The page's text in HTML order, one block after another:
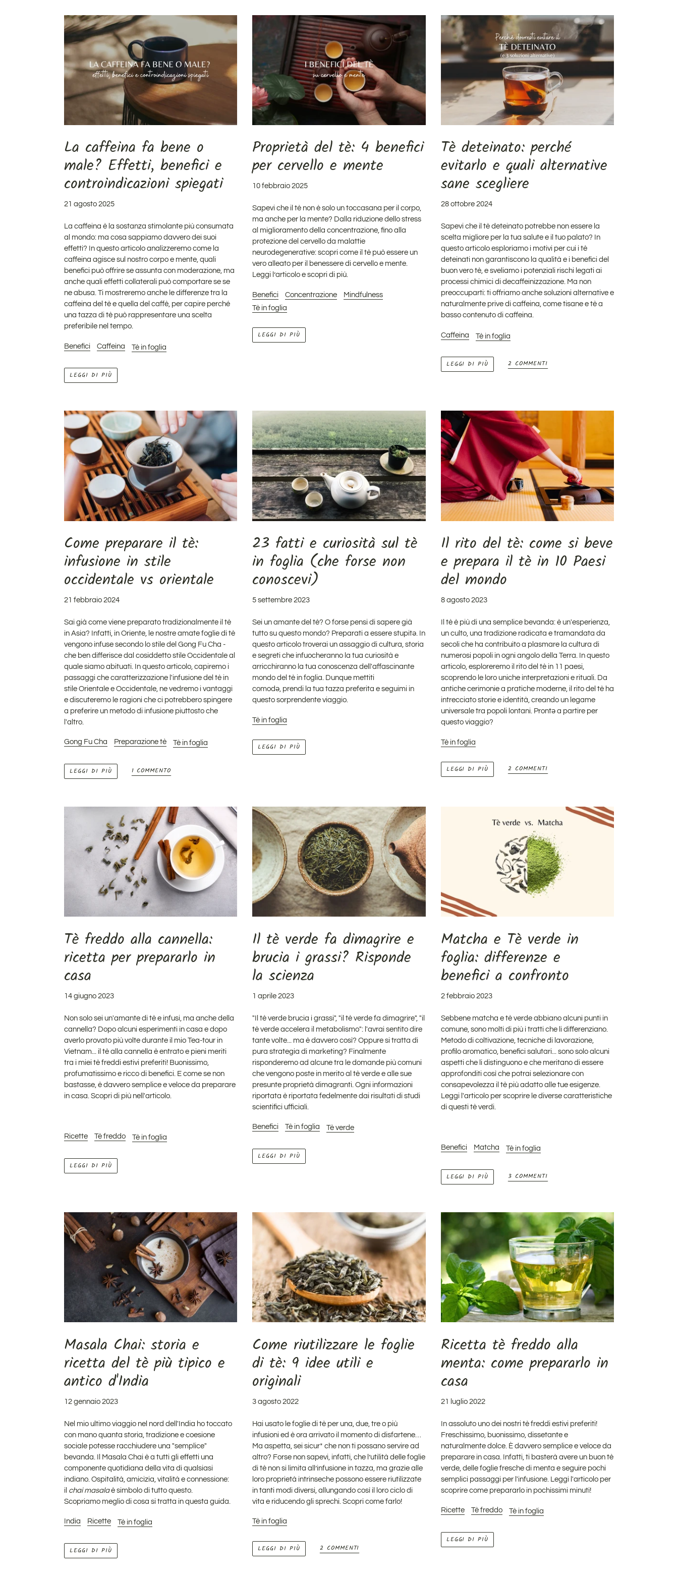
La caffeina fa bene o
male? Effetti, benefici e
controindicazioni spiegati
21 agosto 2025
La caffeina è la sostanza stimolante più consumata
al mondo: ma cosa sappiamo davvero dei suoi
effetti? In questo articolo analizzeremo come la
caffeina agisce sul nostro corpo e mente, quali
benefici può offrire se assunta con moderazione, ma
anche quali effetti collaterali può comportare se se
ne abusa. Ti mostreremo anche le differenze tra la
caffeina del tè e quella del caffè, per capire perché
una tazza di tè può rappresentare una scelta
preferibile nel tempo.
Benefici Caffeina Tè in foglia
LEGGI DI PIÙ
Proprietà del tè: 4 benefici
per cervello e mente
10 febbraio 2025
Sapevi che il tè non è solo un toccasana per il corpo,
ma anche per la mente? Dalla riduzione dello stress
al miglioramento della concentrazione, fino alla
protezione del cervello da malattie
neurodegenerative: scopri come il tè può essere un
vero alleato per il benessere di cervello e mente.
Leggi l’articolo e scopri di più.
Benefici Concentrazione
Mindfulness
Tè in foglia
LEGGI DI PIÙ
Tè deteinato: perché
evitarlo e quali alternative
sane scegliere
28 ottobre 2024
Sapevi che il tè deteinato potrebbe non essere la
scelta migliore per la tua salute e il tuo palato? In
questo articolo esploriamo i motivi per cui i tè
deteinati non garantiscono la qualità e i benefici del
buon vero tè, e sveliamo i potenziali rischi legati ai
processi chimici di decaffeinizzazione. Ma non
preoccuparti: ti offriamo anche soluzioni alternative e
naturalmente prive di caffeina, come tisane e tè a
basso contenuto di caffeina.
Caffeina Tè in foglia
LEGGI DI PIÙ 2 COMMENTI
Come preparare il tè:
infusione in stile
occidentale vs orientale
21 febbraio 2024
Sai già come viene preparato tradizionalmente il tè
in Asia? Infatti, in Oriente, le nostre amate foglie di tè
vengono infuse secondo lo stile del Gong Fu Cha -
che ben differisce dal cosiddetto stile Occidentale al
quale siamo abituati. In questo articolo, capiremo i
passaggi che caratterizzazione l'infusione del tè in
stile Orientale e Occidentale, ne vedremo i vantaggi
e discuteremo le ragioni che ci potrebbero spingere
a preferire un metodo di infusione piuttosto che
l'altro.
Gong Fu Cha Preparazione tè Tè in foglia
LEGGI DI PIÙ 1 COMMENTO
23 fatti e curiosità sul tè
in foglia (che forse non
conoscevi)
5 settembre 2023
Sei un amante del tè? O forse pensi di sapere già
tutto su questo mondo? Preparati a essere stupitə. In
questo articolo troverai un assaggio di cultura, storia
e segreti che infuocheranno la tua curiosità e
arricchiranno la tua conoscenza dell'affascinante
mondo del tè in foglia. Dunque mettiti
comodə, prendi la tua tazza preferita e seguimi in
questo sorprendente viaggio.
Tè in foglia
LEGGI DI PIÙ
Il rito del tè: come si beve
e prepara il tè in 10 Paesi
del mondo
8 agosto 2023
Il tè è più di una semplice bevanda: è un'esperienza,
un culto, una tradizione radicata e tramandata da
secoli che ha contribuito a plasmare la cultura di
numerosi popoli in ogni angolo della Terra . In questo
articolo, esploreremo il rito del tè in 11 paesi,
scoprendo le loro uniche interpretazioni e rituali. Da
antiche cerimonie a pratiche moderne, il rito del tè ha
intrecciato storie e identità, creando un legame
universale tra popoli lontani. Prontə a partire per
questo viaggio?
Tè in foglia
LEGGI DI PIÙ 2 COMMENTI
Tè freddo alla cannella:
ricetta per prepararlo in
casa
14 giugno 2023
Non solo sei un'amante di tè e infusi, ma anche della
cannella? Dopo alcuni esperimenti in casa e dopo
averlo provato più volte durante il mio Tea-tour in
Vietnam... il tè alla cannella è entrato e pieni meriti
tra i miei tè freddi estivi preferiti! Buonissimo,
profumatissimo e ricco di benefici. E come se non
bastasse, è davvero semplice e veloce da preparare
in casa. Scopri di più nell'articolo.
Ricette Tè freddo Tè in foglia
LEGGI DI PIÙ
Il tè verde fa dimagrire e
brucia i grassi? Risponde
la scienza
1 aprile 2023
"Il tè verde brucia i grassi", "il tè verde fa dimagrire", "il
tè verde accelera il metabolismo": l'avrai sentito dire
tante volte... ma è davvero così? Oppure si tratta di
pura strategia di marketing? Finalmente
risponderemo ad alcune tra le domande più comuni
che vengono poste in merito al tè verde e alle sue
presunte proprietà dimagranti. Ogni informazioni
riportata è riportata fedelmente dai risultati di studi
scientifici ufficiali.
Benefici Tè in foglia Tè verde
LEGGI DI PIÙ
Matcha e Tè verde in
foglia: differenze e
benefici a confronto
2 febbraio 2023
Sebbene matcha e tè verde abbiano alcuni punti in
comune, sono molti di più i tratti che li differenziano.
Metodo di coltivazione, tecniche di lavorazione,
profilo aromatico, benefici salutari... sono solo alcuni
aspetti che li distinguono e che meritano di essere
approfonditi così che potrai selezionare con
consapevolezza il tè più adatto alle tue esigenze.
Leggi l'articolo per scoprire le diverse caratteristiche
di questi tè verdi.
Benefici Matcha Tè in foglia
LEGGI DI PIÙ 3 COMMENTI
Masala Chai: storia e
ricetta del tè più tipico e
antico d'India
12 gennaio 2023
Nel mio ultimo viaggio nel nord dell'India ho toccato
con mano quanta storia, tradizione e coesione
sociale potesse racchiudere una "semplice"
bevanda. Il Masala Chai è a tutti gli effetti una
componente quotidiana della vita di qualsiasi
indiano Ospitalità, amicizia, vitalità e connessione:
il chai masalaè simbolo di tutto questo.
Scopriamo meglio di cosa si tratta in questa guida.
India Ricette Tè in foglia
LEGGI DI PIÙ
Come riutilizzare le foglie
di tè: 9 idee utili e
originali
3 agosto 2022
Hai usato le foglie di tè per una, due, tre o più
infusioni ed è ora arrivato il momento di disfartene…
Ma aspetta, sei sicur* che non ti possano servire ad
altro? Forse non sapevi, infatti, che l’utilità delle foglie
di tè non si limita all’infusione in tazza, ma grazie alle
loro proprietà intrinseche possono essere riutilizzate
in tanti modi diversi, allungando così il loro ciclo di
vita e riducendo gli sprechi. Scopri come farlo!
Tè in foglia
LEGGI DI PIÙ 2 COMMENTI
Ricetta tè freddo alla
menta: come prepararlo in
casa
21 luglio 2022
In assoluto uno dei nostri tè freddi estivi preferiti!
Freschissimo, buonissimo, dissetante e
naturalmente dolce. È davvero semplice e veloce da
preparare in casa. Infatti, ti basterà avere un buon tè
verde, delle foglie fresche di menta e seguire pochi
semplici passaggi per l'infusione. Leggi l'articolo per
scoprire come prepararlo in pochissimi minuti!
Ricette Tè freddo Tè in foglia
LEGGI DI PIÙ